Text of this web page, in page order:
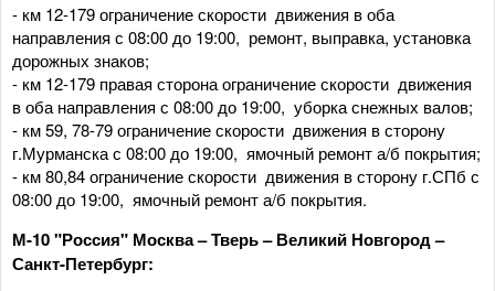
- км 12-179 ограничение скорости движения в оба
направления с 08:00 до 19:00, ремонт, выправка, установка
дорожных знаков;
- км 12-179 правая сторона ограничение скорости движения
в оба направления с 08:00 до 19:00, уборка снежных валов;
- км 59, 78-79 ограничение скорости движения в сторону
г.Мурманска с 08:00 до 19:00, ямочный ремонт а/б покрытия;
- км 80,84 ограничение скорости движения в сторону г.СПб с
08:00 до 19:00, ямочный ремонт а/б покрытия.
М-10 "Россия" Москва – Тверь – Великий Новгород –
Санкт-Петербург: